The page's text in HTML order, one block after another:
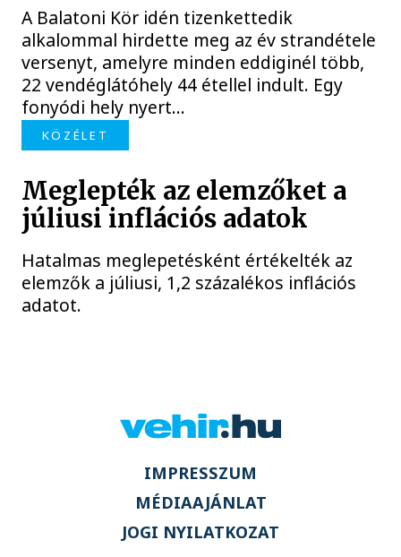
A Balatoni Kör idén tizenkettedik
alkalommal hirdette meg az év strandétele
versenyt, amelyre minden eddiginél több,
22 vendéglátóhely 44 étellel indult. Egy
fonyódi hely nyert...
KÖZÉLET
Meglepték az elemzőket a
júliusi inflációs adatok
Hatalmas meglepetésként értékelték az
elemzők a júliusi, 1,2 százalékos inflációs
adatot.
IMPRESSZUM
MÉDIAAJÁNLAT
JOGI NYILATKOZAT